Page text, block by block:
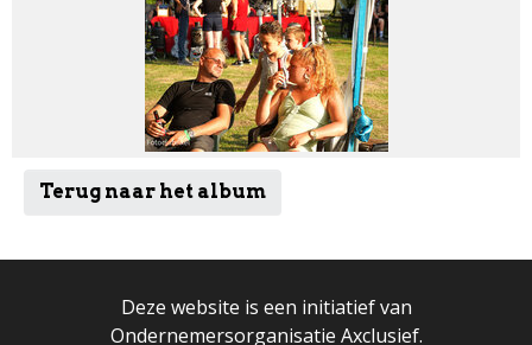
Terug naar het album
Deze website is een initiatief van
Ondernemersorganisatie Axclusief.